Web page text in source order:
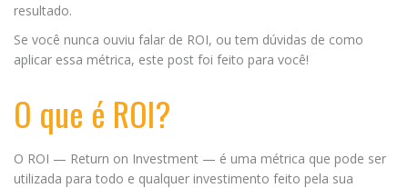
resultado.
Se você nunca ouviu falar de ROI, ou tem dúvidas de como
aplicar essa métrica, este post foi feito para você!
O que é ROI?
O ROI — Return on Investment — é uma métrica que pode ser
utilizada para todo e qualquer investimento feito pela sua